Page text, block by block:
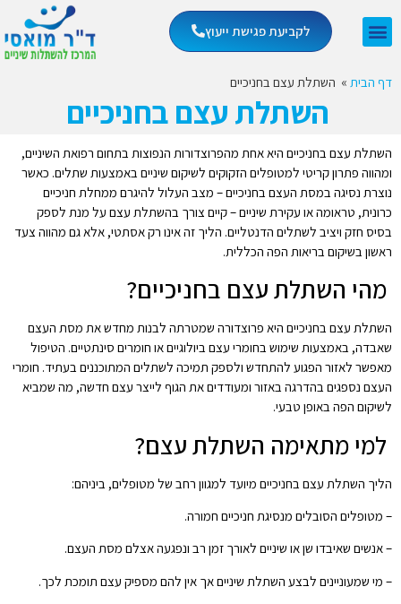
לקביעת פגישת ייעוץ
דף הבית » השתלת עצם בחניכיים
השתלת עצם בחניכיים
השתלת עצם בחניכיים היא אחת מהפרוצדורות הנפוצות בתחום רפואת השיניים,
ומהווה פתרון קריטי למטופלים הזקוקים לשיקום שיניים באמצעות שתלים. כאשר
נוצרת נסיגה במסת העצם בחניכיים – מצב העלול להיגרם ממחלת חניכיים
כרונית, טראומה או עקירת שיניים – קיים צורך בהשתלת עצם על מנת לספק
בסיס חזק ויציב לשתלים הדנטליים. הליך זה אינו רק אסתטי, אלא גם מהווה צעד
ראשון בשיקום בריאות הפה הכללית.
מהי השתלת עצם בחניכיים?
השתלת עצם בחניכיים היא פרוצדורה שמטרתה לבנות מחדש את מסת העצם
שאבדה, באמצעות שימוש בחומרי עצם ביולוגיים או חומרים סינתטיים. הטיפול
מאפשר לאזור הפגוע להתחדש ולספק תמיכה לשתלים המתוכננים בעתיד. חומרי
העצם נספגים בהדרגה באזור ומעודדים את הגוף לייצר עצם חדשה, מה שמביא
לשיקום הפה באופן טבעי.
למי מתאימה השתלת עצם?
הליך השתלת עצם בחניכיים מיועד למגוון רחב של מטופלים, ביניהם:
– מטופלים הסובלים מנסיגת חניכיים חמורה.
– אנשים שאיבדו שן או שיניים לאורך זמן רב ונפגעה אצלם מסת העצם.
– מי שמעוניינים לבצע השתלת שיניים אך אין להם מספיק עצם תומכת לכך.